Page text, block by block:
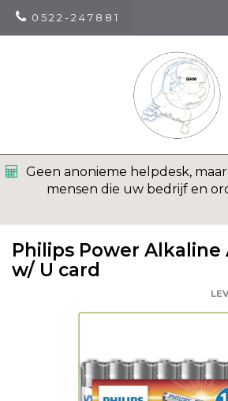
0 5 2 2 - 2 4 7 8 8 1
Geen anonieme helpdesk,
mensen die uw bedrijf en
Philips Power Alkaline
w/ U card